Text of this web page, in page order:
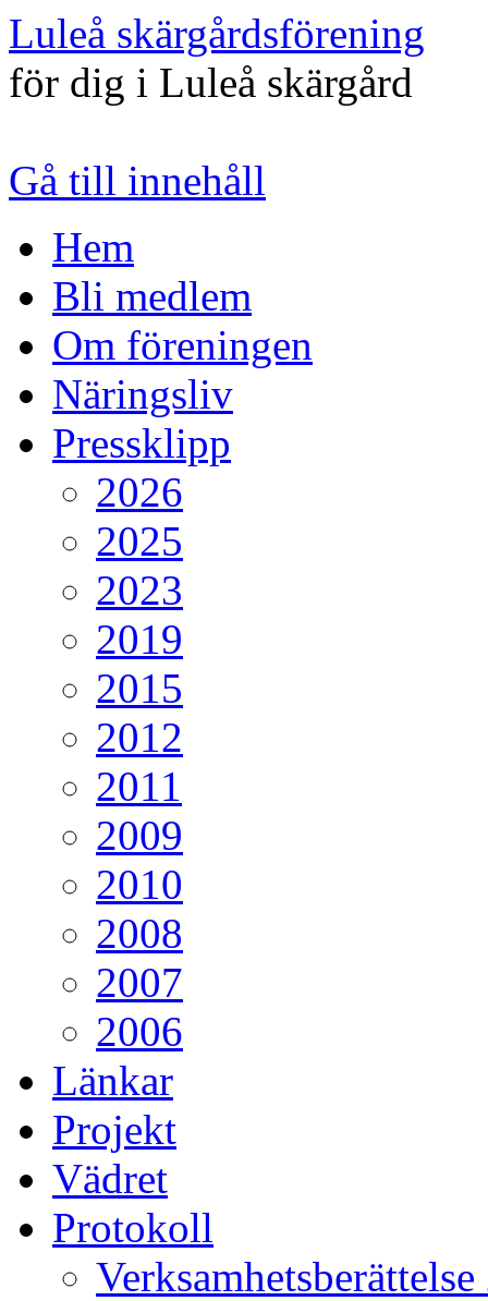
Luleå skärgårdsförening
för dig i Luleå skärgård
Gå till innehåll
Hem
Bli medlem
Om föreningen
Näringsliv
Pressklipp
2026
2025
2023
2019
2015
2012
2011
2009
2010
2008
2007
2006
Länkar
Projekt
Vädret
Protokoll